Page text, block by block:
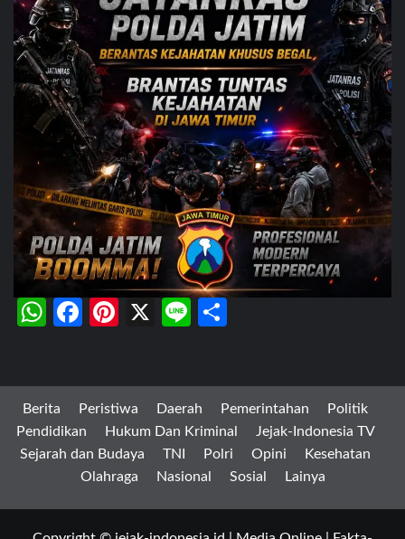
WhatsApp
Facebook
Pinterest
X Line
Berita Peristiwa Daerah Pemerintahan
Politik
Pendidikan
Hukum Dan Kriminal
Jejak-Indonesia TV
Sejarah dan Budaya
TNI Polri Opini
Kesehatan
Olahraga
Nasional Sosial Lainya